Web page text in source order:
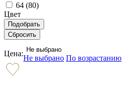
64 (80)
Цвет
Цена: Не выбрано
Не выбрано По возрастанию